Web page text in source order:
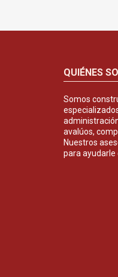
QUIÉNES
Somos
avalúos,
Nuestros
para ayudarle